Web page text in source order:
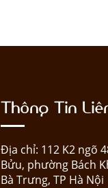
Thông Tin
Địa chỉ: 112 K2 ngõ
Bửu, phường Bách
Bà Trưng, TP Hà Nội